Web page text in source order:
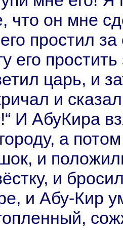
что он мне
простил
его
царь, и
и
И АбуКиpa
а
и
и
и Абу-Кир